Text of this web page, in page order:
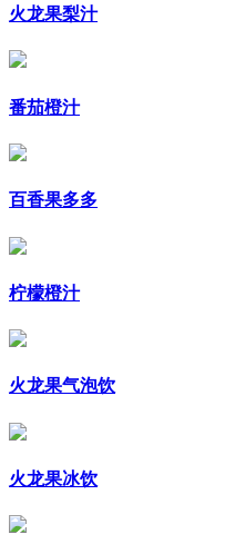
火龙果梨汁
番茄橙汁
百香果多多
柠檬橙汁
火龙果气泡饮
火龙果冰饮